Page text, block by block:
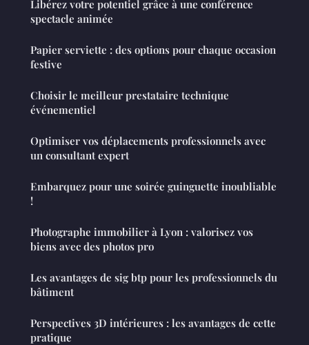
Libérez votre potentiel grâce à une conférence
spectacle animée
Papier serviette : des options pour chaque occasion
festive
Choisir le meilleur prestataire technique
événementiel
Optimiser vos déplacements professionnels avec
un consultant expert
Embarquez pour une soirée guinguette inoubliable
!
Photographe immobilier à Lyon : valorisez vos
biens avec des photos pro
Les avantages de sig btp pour les professionnels du
bâtiment
Perspectives 3D intérieures : les avantages de cette
pratique